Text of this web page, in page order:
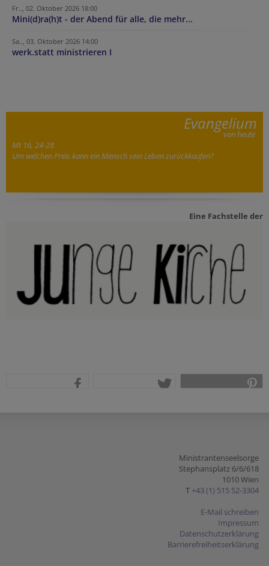
Fr.., 02. Oktober 2026 18:00
Mini(d)ra(h)t - der Abend für alle, die mehr...
Sa.., 03. Oktober 2026 14:00
werk.statt ministrieren I
Evangelium
von heute
Mt 16, 24-28
Um welchen Preis kann ein Mensch sein Leben zurückkaufen?
Eine Fachstelle der
Ministrantenseelsorge
Stephansplatz 6/6/618
1010 Wien
T +43 (1) 515 52-3304
E-Mail schreiben
Impressum
Datenschutzerklärung
Barrierefreiheitserklärung